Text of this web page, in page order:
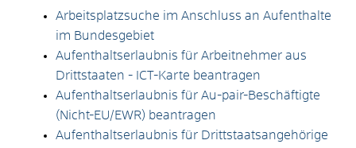
Arbeitsplatzsuche im Anschluss an Aufenthalte
im Bundesgebiet
Aufenthaltserlaubnis für Arbeitnehmer aus
Drittstaaten - ICT-Karte beantragen
Aufenthaltserlaubnis für Au-pair-Beschäftigte
(Nicht-EU/EWR) beantragen
Aufenthaltserlaubnis für Drittstaatsangehörige